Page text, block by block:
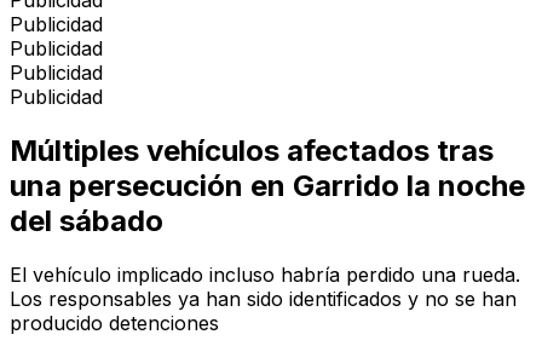
Publicidad
Publicidad
Publicidad
Publicidad
Múltiples vehículos afectados tras
una persecución en Garrido la noche
del sábado
El vehículo implicado incluso habría perdido una rueda.
Los responsables ya han sido identificados y no se han
producido detenciones